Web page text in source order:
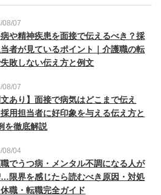
08/07
や精神疾患を面接で伝えるべき？採
者が見ているポイント｜介護職の転
敗しない伝え方と例文
08/07
文あり】面接で病気はどこまで伝え
用担当者に好印象を与える伝え方と
を徹底解説
08/04
でうつ病・メンタル不調になる人が
限界を感じたら読むべき原因・対処
職・転職完全ガイド